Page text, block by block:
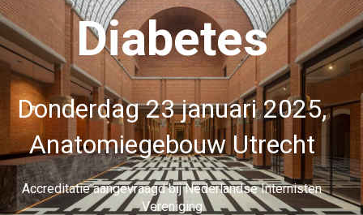
Diabetes
Donderdag 23 januari 2025,
Anatomiegebouw Utrecht
Accreditatie aangevraagd bij Nederlandse Internisten
Vereniging